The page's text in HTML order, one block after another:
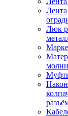
Лента
Люк